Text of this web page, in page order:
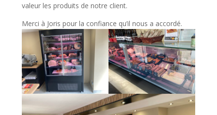
valeur les produits de notre client.
Merci à Joris pour la confiance qu’il nous a accordé.